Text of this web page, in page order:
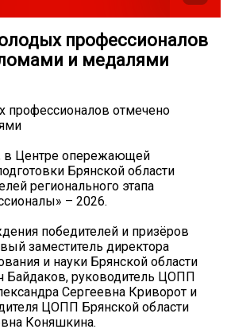
профессионалов
и медалями
профессионалов отмечено
в Центре опережающей
Брянской области
регионального этапа
– 2026.
победителей и призёров
заместитель директора
и науки Брянской области
Байдаков, руководитель ЦОПП
Сергеевна Криворот и
ЦОПП Брянской области
Коняшкина.